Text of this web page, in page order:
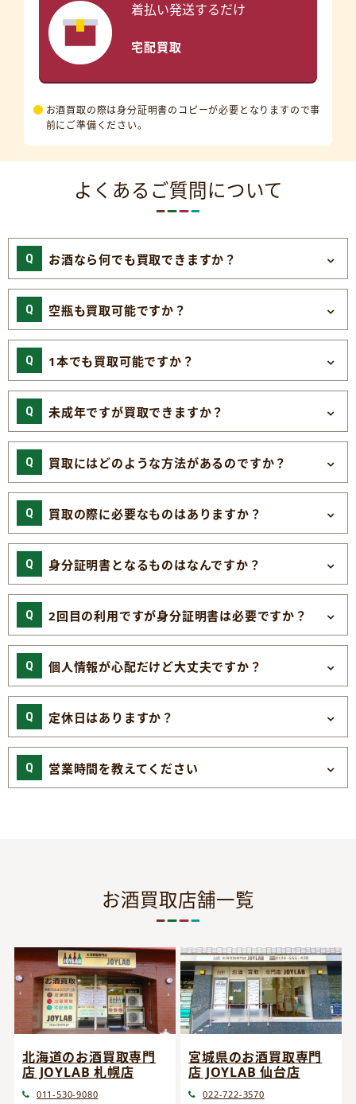
着払い発送するだけ
宅配買取
お酒買取の際は身分証明書のコピーが必要となりますので事
前にご準備ください。
よくあるご質問について
お酒なら何でも買取できますか？
空瓶も買取可能ですか？
1本でも買取可能ですか？
未成年ですが買取できますか？
買取にはどのような方法があるのですか？
買取の際に必要なものはありますか？
身分証明書となるものはなんですか？
2回目の利用ですが身分証明書は必要ですか？
個人情報が心配だけど大丈夫ですか？
定休日はありますか？
営業時間を教えてください
お酒買取店舗一覧
北海道のお酒買取専門
店 JOYLAB 札幌店
011-530-9080
宮城県のお酒買取専門
店 JOYLAB 仙台店
022-722-3570